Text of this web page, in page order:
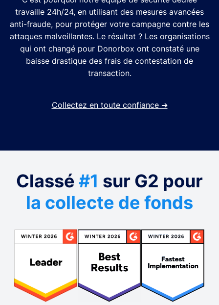
travaille 24h/24, en utilisant des mesures avancées
anti-fraude, pour protéger votre campagne contre les
attaques malveillantes. Le résultat ? Les organisations
qui ont changé pour Donorbox ont constaté une
baisse drastique des frais de contestation de
transaction.
Collectez en toute confiance ➔
Classé #1 sur G2 pour
la collecte de fonds